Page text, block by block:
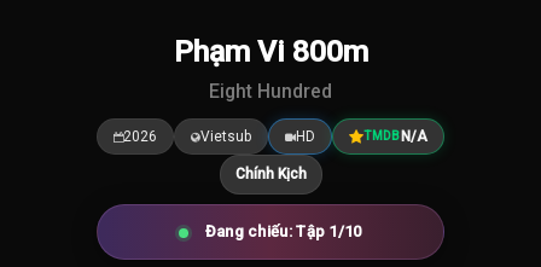
Phạm Vi 800m
Eight Hundred
2026 Vietsub HD TMDB N/A
Chính Kịch
Đang chiếu: Tập 1/10